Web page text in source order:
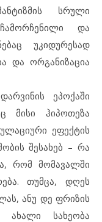
სრული
და
უკიდურესად
და ორგანიზაცია
ეპოქაში
მისი ჰიპოთეზა
ეფექტის
შესახებ – რა
რომ მომავალში
თუმცა, დღეს
ანუ დე ფრიზის
ახალი სახეობა